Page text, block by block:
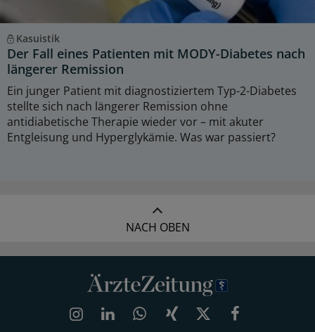
Kasuistik
Der Fall eines Patienten mit MODY-Diabetes nach
längerer Remission
Ein junger Patient mit diagnostiziertem Typ-2-Diabetes
stellte sich nach längerer Remission ohne
antidiabetische Therapie wieder vor – mit akuter
Entgleisung und Hyperglykämie. Was war passiert?
NACH OBEN